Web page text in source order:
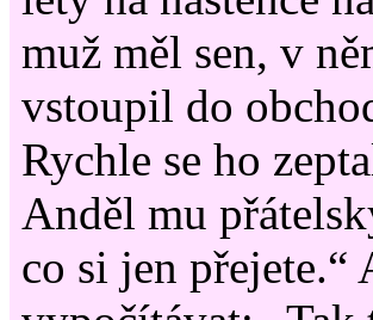
muž měl sen, v
vstoupil do
Rychle se ho
Anděl mu
co si jen přejete.“